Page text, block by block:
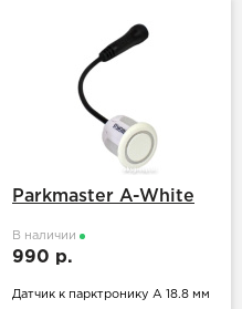
Parkmaster A-White
В наличии
990 р.
Датчик к парктронику A 18.8 мм